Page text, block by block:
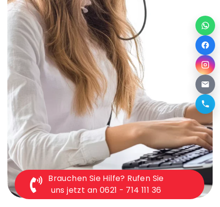
Brauchen Sie Hilfe? Rufen Sie
uns jetzt an 0621 - 714 111 36